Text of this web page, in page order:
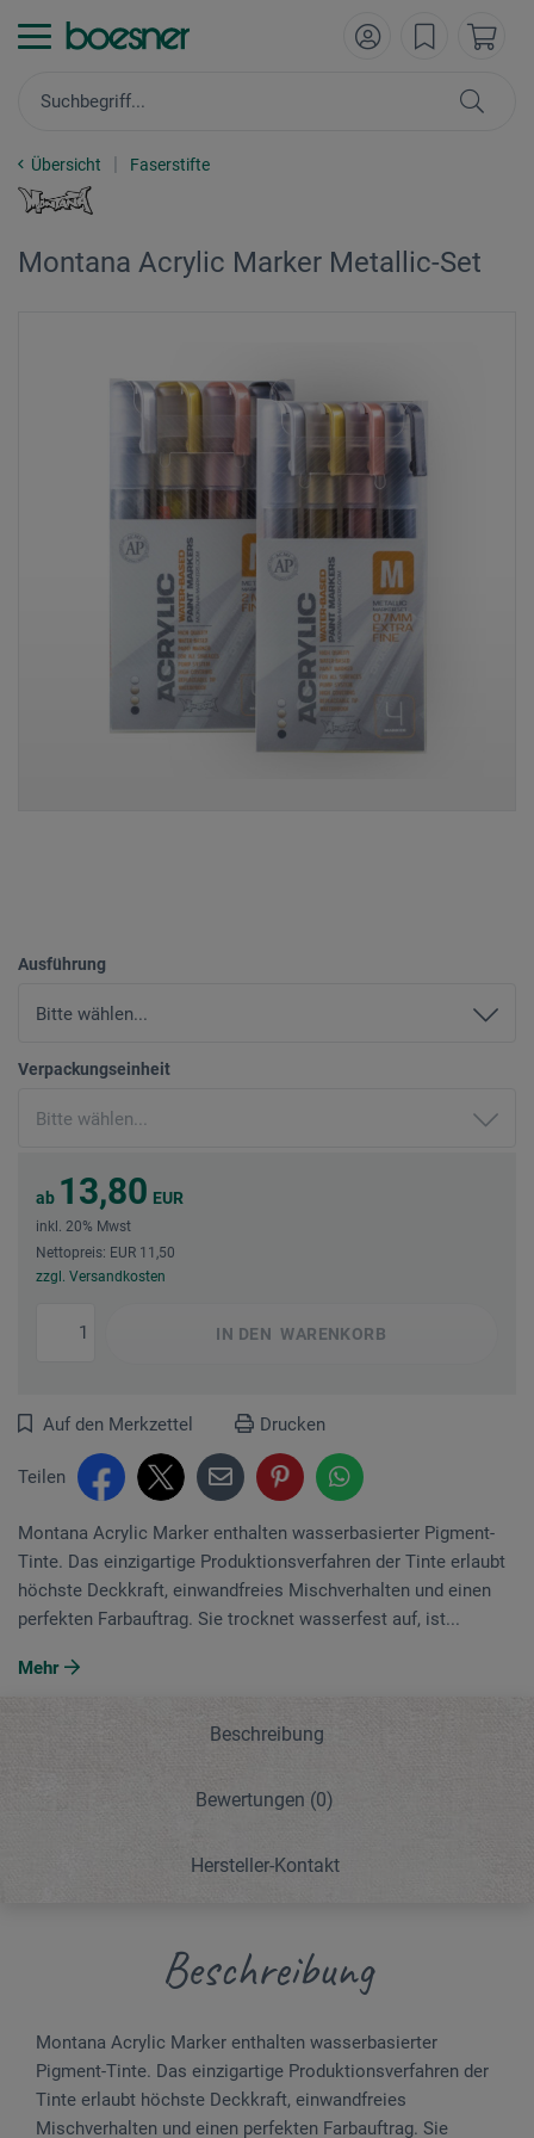
Übersicht Faserstifte
Montana Acrylic Marker Metallic-Set
Ausführung
Verpackungseinheit
ab 13,80 EUR
inkl. 20% Mwst
Nettopreis: EUR 11,50
zzgl. Versandkosten
IN DEN WARENKORB
Auf den Merkzettel Drucken
Teilen
Montana Acrylic Marker enthalten wasserbasierter Pigment-
Tinte. Das einzigartige Produktionsverfahren der Tinte erlaubt
höchste Deckkraft, einwandfreies Mischverhalten und einen
perfekten Farbauftrag. Sie trocknet wasserfest auf, ist...
Mehr
Beschreibung
Bewertungen (0)
Hersteller-Kontakt
Beschreibung
Montana Acrylic Marker enthalten wasserbasierter
Pigment-Tinte. Das einzigartige Produktionsverfahren der
Tinte erlaubt höchste Deckkraft, einwandfreies
Mischverhalten und einen perfekten Farbauftrag. Sie